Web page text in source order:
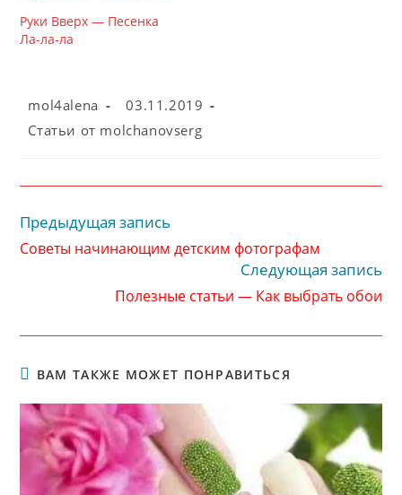
Руки Вверх — Песенка
Ла-ла-ла
Автор
mol4alena
Запись
03.11.2019
Рубрика
Cтатьи от molchanovserg
Читать
статьи
Предыдущая запись
Советы начинающим детским фотографам
Следующая запись
Полезные статьи — Как выбрать обои
ВАМ ТАКЖЕ МОЖЕТ ПОНРАВИТЬСЯ